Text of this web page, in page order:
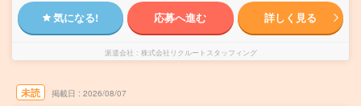
気になる! 応募へ進む 詳しく見る
派遣会社 株式会社リクルートスタッフィング
未読 掲載日 2026/08/07